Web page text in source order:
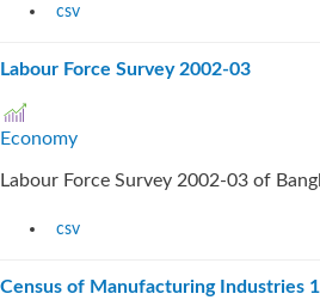
csv
Labour Force Survey 2002-03
Economy
Labour Force Survey 2002-03 of
csv
Census of Manufacturing Industries